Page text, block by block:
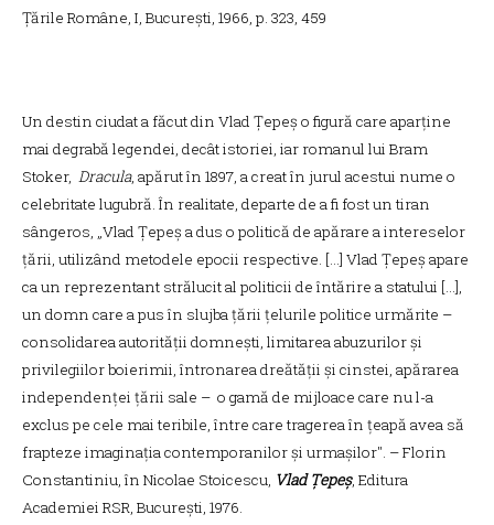
Ţările Române, I, Bucureşti, 1966, p. 323, 459
Un destin ciudat a făcut din Vlad Țepeș o figură care aparține
mai degrabă legendei, decât istoriei, iar romanul lui Bram
Stoker, Dracula, apărut în 1897, a creat în jurul acestui nume o
celebritate lugubră. În realitate, departe de a fi fost un tiran
sângeros, „Vlad Țepeș a dus o politică de apărare a intereselor
țării, utilizând metodele epocii respective. [...] Vlad Țepeș apare
ca un reprezentant strălucit al politicii de întărire a statului [...],
un domn care a pus în slujba țării țelurile politice urmărite –
consolidarea autorității domnești, limitarea abuzurilor și
privilegiilor boierimii, întronarea dreătății și cinstei, apărarea
independenței țării sale – o gamă de mijloace care nu l-a
exclus pe cele mai teribile, între care tragerea în țeapă avea să
frapteze imaginația contemporanilor și urmașilor". – Florin
Constantiniu, în Nicolae Stoicescu, Vlad Țepeș, Editura
Academiei RSR, București, 1976.